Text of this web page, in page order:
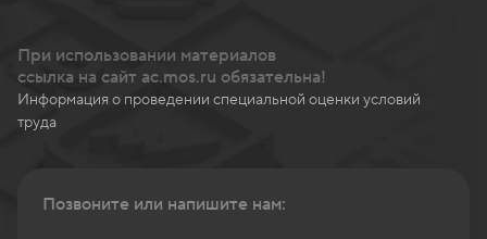
При использовании материалов
ссылка на сайт ac.mos.ru обязательна!
Информация о проведении специальной оценки условий
труда
Позвоните или напишите нам: